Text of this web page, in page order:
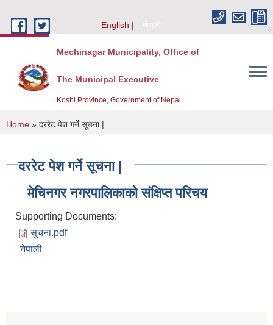
English
नेपाली
Mechinagar Municipality, Office of
The Municipal Executive
Koshi Province, Government of Nepal
You are here
Home » दररेट पेश गर्ने सूचना |
दररेट पेश गर्ने सूचना |
मेचिनगर नगरपालिकाको संक्षिप्‍त परिचय
Supporting Documents:
सुचना.pdf
नेपाली